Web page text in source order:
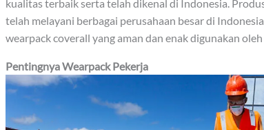
kualitas terbaik serta telah dikenal di Indonesia.
telah melayani berbagai perusahaan besar di
wearpack coverall yang aman dan enak digunakan
Pentingnya Wearpack Pekerja